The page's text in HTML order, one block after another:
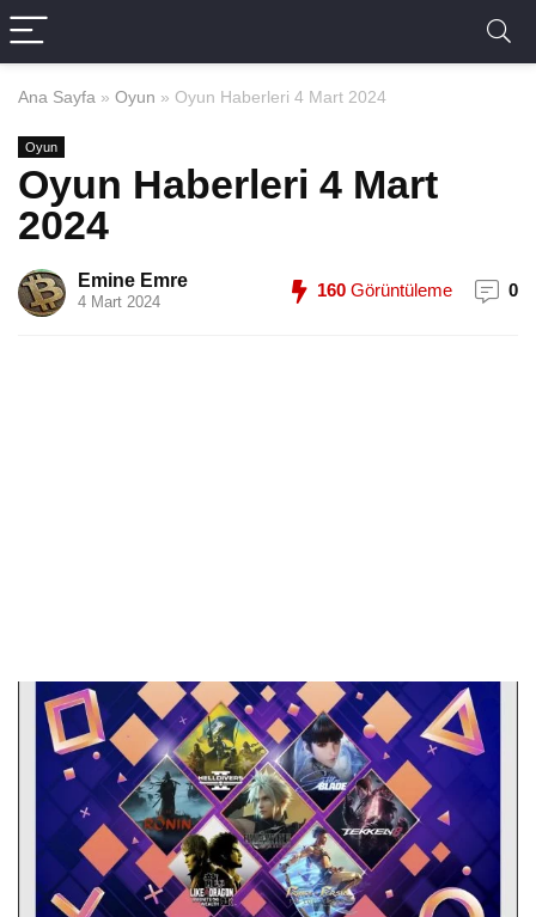
Ana Sayfa » Oyun » Oyun Haberleri 4 Mart 2024
Oyun
Oyun Haberleri 4 Mart
2024
Emine Emre
4 Mart 2024
160 Görüntüleme 0